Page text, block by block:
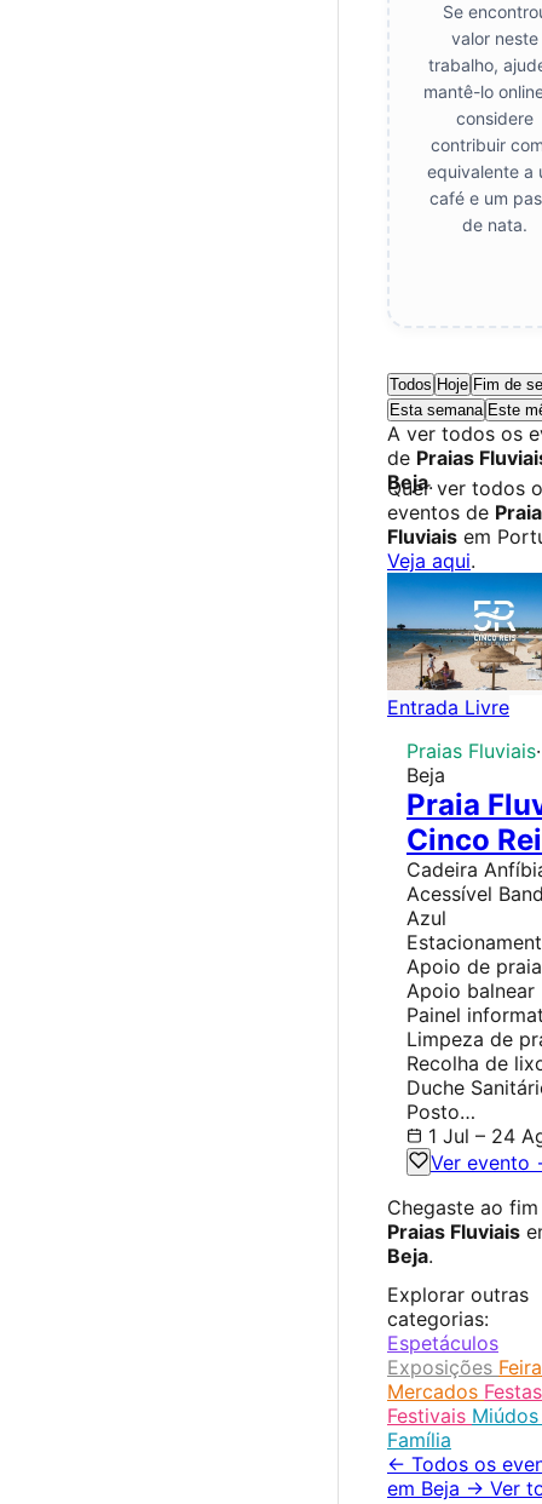
Se
valor neste
trabalho,
mantê-lo
considere
contribuir
equivalente a
café e um
de nata.
Todos Hoje Fim de
Esta semana Este
A ver todos os
de Praias
Beja.
Quer ver todos
eventos de
Fluviais em
Veja aqui.
Entrada Livre
Praias Fluviais·
Beja
Praia
Cinco
Cadeira
Acessível
Azul
Apoio de praia
Apoio balnear
Painel
Limpeza de
Recolha de
Duche
Posto…
1 Jul – 24
Ver evento
Chegaste ao
Praias Fluviais
Beja.
Explorar outras
categorias:
Espetáculos
Exposições
Mercados
Festivais
Família
← Todos os
em Beja → Ver